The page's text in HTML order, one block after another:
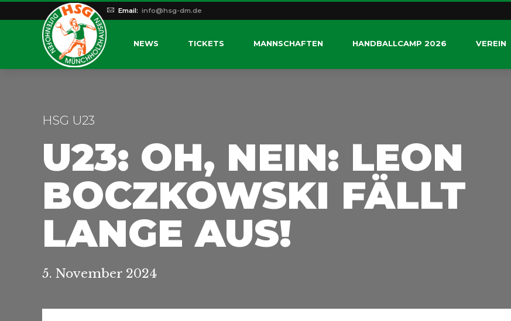
Email: info@hsg-dm.de
NEWS TICKETS MANNSCHAFTEN HANDBALLCAMP 2026 VEREIN
HSG U23
U23: OH, NEIN: LEON
BOCZKOWSKI FÄLLT
LANGE AUS!
5. November 2024